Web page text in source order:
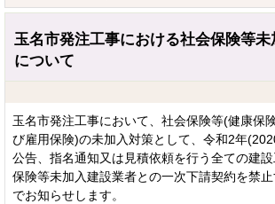
玉名市発注工事における社会保険等
について
玉名市発注工事において、社会保険等(健康保
び雇用保険)の未加入対策として、令和2年
公告、指名通知又は見積依頼を行う全ての建
保険等未加入建設業者との一次下請契約を禁
でお知らせします。